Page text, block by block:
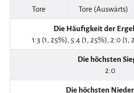
Tore Tore (Auswärts)
Die Häufigkeit der
1:3 (1, 25%), 5:4 (1, 25%), 2:0 (1,
Die höchsten
2:0
Die höchsten